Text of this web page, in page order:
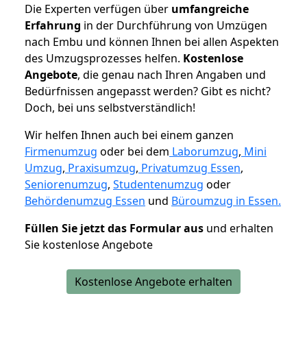
Die Experten verfügen über umfangreiche
Erfahrung in der Durchführung von Umzügen
nach Embu und können Ihnen bei allen Aspekten
des Umzugsprozesses helfen. Kostenlose
Angebote, die genau nach Ihren Angaben und
Bedürfnissen angepasst werden? Gibt es nicht?
Doch, bei uns selbstverständlich!
Wir helfen Ihnen auch bei einem ganzen
Firmenumzug oder bei dem Laborumzug, Mini
Umzug, Praxisumzug, Privatumzug Essen,
Seniorenumzug, Studentenumzug oder
Behördenumzug Essen und Büroumzug in Essen.
Füllen Sie jetzt das Formular aus und erhalten
Sie kostenlose Angebote
Kostenlose Angebote erhalten